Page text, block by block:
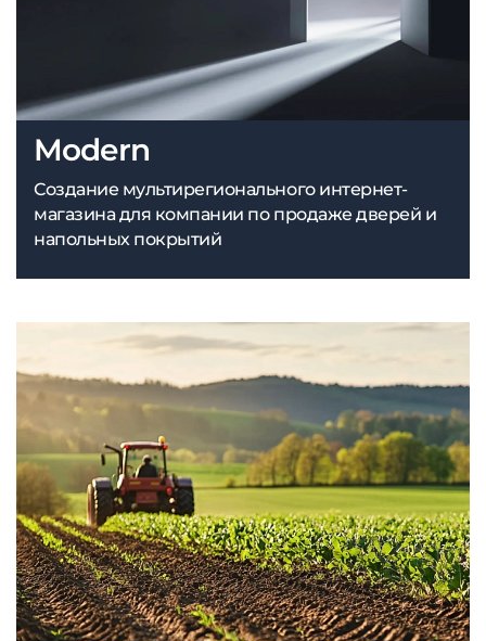
Modern
Создание мультирегионального интернет-
магазина для компании по продаже дверей и
напольных покрытий